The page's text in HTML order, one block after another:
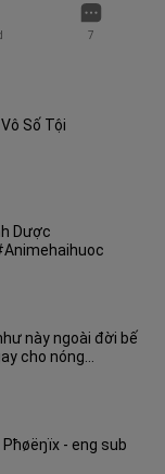
7
Số Tội
Dược
này ngoài đời bế
cho nóng
Pħøëŋïх - eng sub